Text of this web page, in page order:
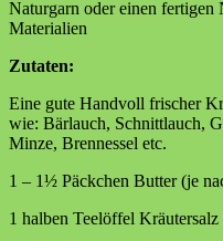
Naturgarn oder einen fertigen
Materialien
Zutaten:
Eine gute Handvoll frischer
wie: Bärlauch, Schnittlauch,
Minze, Brennessel etc.
1 – 1½ Päckchen Butter (je
1 halben Teelöffel Kräutersalz